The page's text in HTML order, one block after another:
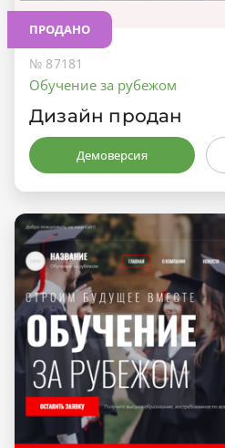
ПРОДАНО
№ 87181
Обучение за рубежом
Дизайн продан
Демоверсия